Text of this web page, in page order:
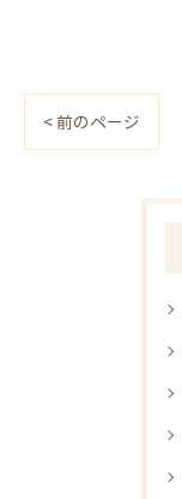
< 前のページ